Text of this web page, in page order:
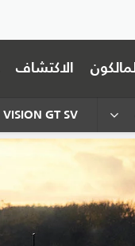
المالكون الاكتشاف
VISION GT SV